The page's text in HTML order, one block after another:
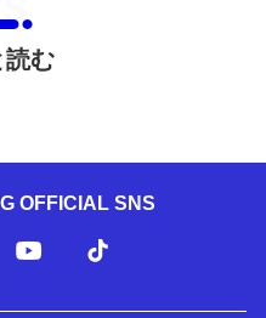
読む
OFFICIAL SNS